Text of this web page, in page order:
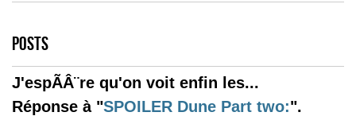
POSTS
J'espÃÂ¨re qu'on voit enfin les...
Réponse à "SPOILER Dune Part two:".